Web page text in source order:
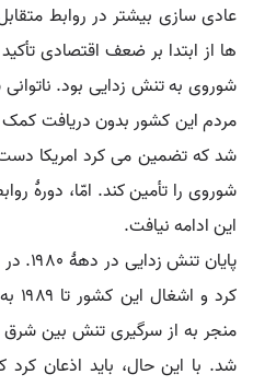
عادی سازی بیشتر در روابط
ها از ابتدا بر ضعف اقتصادی
شوروی به تنش زدایی بود.
مردم این کشور بدون دریافت کمک
شد که تضمین می کرد امریکا دست
این ادامه نیافت.
منجر به از سرگیری تنش بین شرق
شد. با این حال، باید اذعان کرد